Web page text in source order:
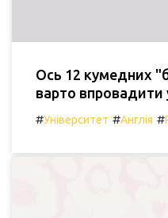
Ось 12 кумедних
варто впровадити
#Університет #Англія #